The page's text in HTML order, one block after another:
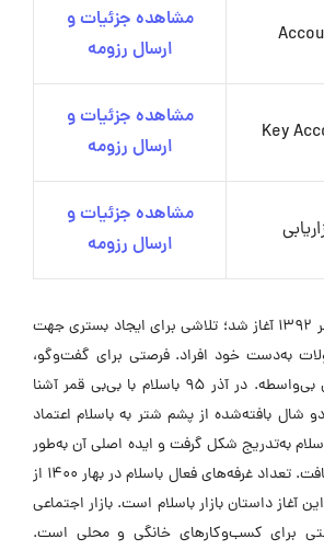
مشاهده جزئیات و
ارسال رزومه
Key
مشاهده جزئیات و
ارسال رزومه
مشاهده جزئیات و
ارسال رزومه
باسلام از ایده‌ای در مهر 1392 آغاز شد؛ تلاشی برای ایجاد بستری جهت
به‌دست خود افراد. فرصتی برای گفت‌وگو،
آشنایی و خریدوفروش بی‌واسطه. در آذر 95 باسلام با بی‌بی قمر آشنا
شال بافته‌شده از پشم شتر به باسلام اعتماد
پلتفرم باسلام به‌تدریج شکل گرفت و ایده اصلی آن به‌طور
مقیاس‌پذیر گسترش یافت. تعداد غرفه‌های فعال باسلام در بهار 1400 از
داستان بازار باسلام است. بازار اجتماعی
برای کسب‌وکارهای خانگی و محلی است.